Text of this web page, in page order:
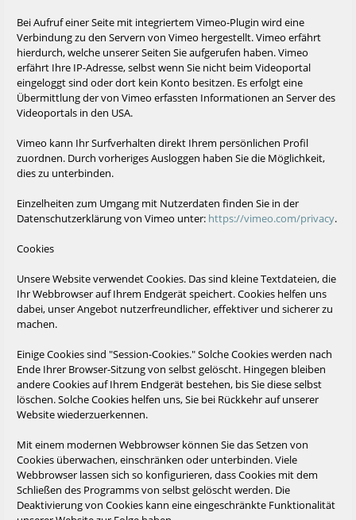
Bei Aufruf einer Seite mit integriertem Vimeo-Plugin wird eine
Verbindung zu den Servern von Vimeo hergestellt. Vimeo erfährt
hierdurch, welche unserer Seiten Sie aufgerufen haben. Vimeo
erfährt Ihre IP-Adresse, selbst wenn Sie nicht beim Videoportal
eingeloggt sind oder dort kein Konto besitzen. Es erfolgt eine
Übermittlung der von Vimeo erfassten Informationen an Server des
Videoportals in den USA.
Vimeo kann Ihr Surfverhalten direkt Ihrem persönlichen Profil
zuordnen. Durch vorheriges Ausloggen haben Sie die Möglichkeit,
dies zu unterbinden.
Einzelheiten zum Umgang mit Nutzerdaten finden Sie in der
Datenschutzerklärung von Vimeo unter: https://vimeo.com/privacy.
Cookies
Unsere Website verwendet Cookies. Das sind kleine Textdateien, die
Ihr Webbrowser auf Ihrem Endgerät speichert. Cookies helfen uns
dabei, unser Angebot nutzerfreundlicher, effektiver und sicherer zu
machen.
Einige Cookies sind "Session-Cookies." Solche Cookies werden nach
Ende Ihrer Browser-Sitzung von selbst gelöscht. Hingegen bleiben
andere Cookies auf Ihrem Endgerät bestehen, bis Sie diese selbst
löschen. Solche Cookies helfen uns, Sie bei Rückkehr auf unserer
Website wiederzuerkennen.
Mit einem modernen Webbrowser können Sie das Setzen von
Cookies überwachen, einschränken oder unterbinden. Viele
Webbrowser lassen sich so konfigurieren, dass Cookies mit dem
Schließen des Programms von selbst gelöscht werden. Die
Deaktivierung von Cookies kann eine eingeschränkte Funktionalität